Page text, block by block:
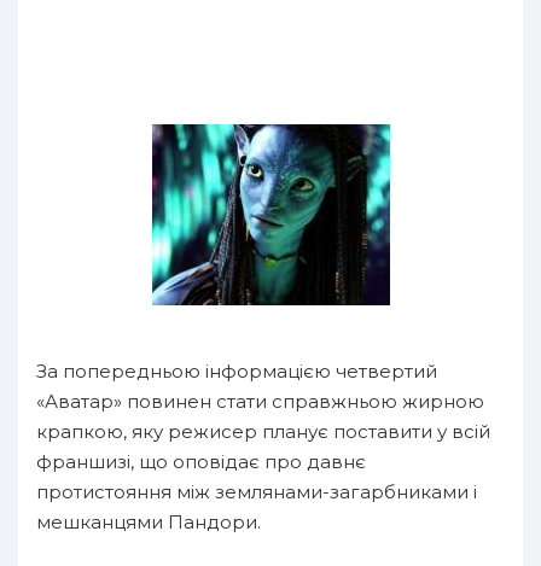
За попередньою інформацією четвертий
«Аватар» повинен стати справжньою жирною
крапкою, яку режисер планує поставити у всій
франшизі, що оповідає про давнє
протистояння між землянами-загарбниками і
мешканцями Пандори.